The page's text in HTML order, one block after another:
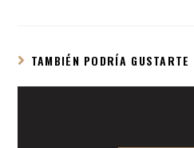
TAMBIÉN PODRÍA GUSTARTE